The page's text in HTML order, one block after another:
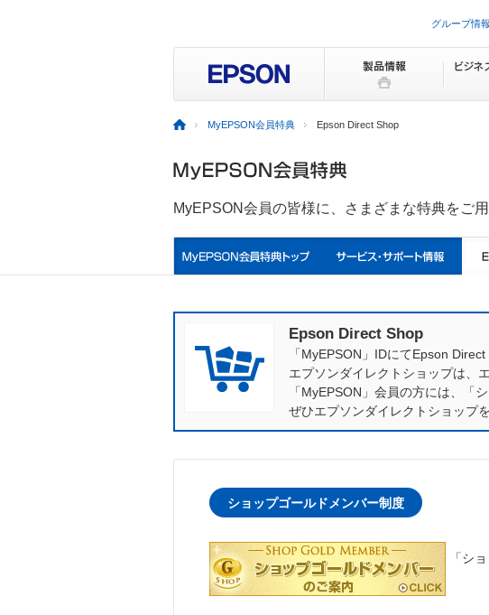
ビ
ョ
グループ情報
MyEPSON会員特典 Epson Direct Shop
MyEPSON会員の皆様に、さまざまな特典をご用
Epson Direct Shop
「MyEPSON」IDにてEpson
エプソンダイレクトショップは、
「MyEPSON」会員の方には、「
ぜひエプソンダイレクトショップ
ショップゴールドメンバー制度
「シ